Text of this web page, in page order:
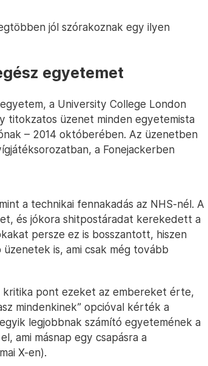
jól szórakoznak egy ilyen
egyetemet
a University College London
titokzatos üzenet minden egyetemista
– 2014 októberében. Az üzenetben
a Fonejackerben
a technikai fennakadás az NHS-nél. A
és jókora shitpostáradat kerekedett a
persze ez is bosszantott, hiszen
is, ami csak még tovább
pont ezeket az embereket érte,
mindenkinek” opcióval kérték a
legjobbnak számító egyetemének a
ami másnap egy csapásra a
X-en).